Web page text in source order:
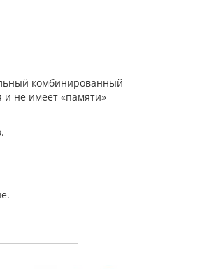
комбинированный
и не имеет «памяти»